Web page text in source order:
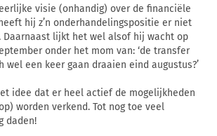
visie (onhandig) over de financiële
hij z’n onderhandelingspositie er niet
Daarnaast lijkt het wel alsof hij wacht op
onder het mom van: ‘de transfer
wel een keer gaan draaien eind augustus?’
idee dat er heel actief de mogelijkheden
worden verkend. Tot nog toe veel
daden!